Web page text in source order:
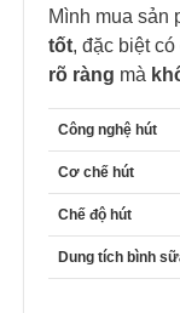
Mình mua sản
tốt, đặc biệt có
rõ ràng mà
Công nghệ hút
Cơ chế hút
Chế độ hút
Dung tích bình